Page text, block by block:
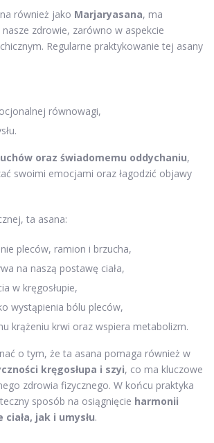
również jako Marjaryasana, ma
nasze zdrowie, zarówno w aspekcie
Regularne praktykowanie tej asany
równowagi,
oraz świadomemu oddychaniu,
swoimi emocjami oraz łagodzić objawy
ta asana:
pleców, ramion i brzucha,
na naszą postawę ciała,
w kręgosłupie,
wystąpienia bólu pleców,
krążeniu krwi oraz wspiera metabolizm.
o tym, że ta asana pomaga również w
kręgosłupa i szyi, co ma kluczowe
zdrowia fizycznego. W końcu praktyka
sposób na osiągnięcie harmonii
jak i umysłu.